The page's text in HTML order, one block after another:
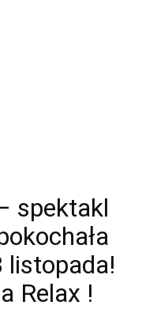
spektakl
listopada!
Relax !